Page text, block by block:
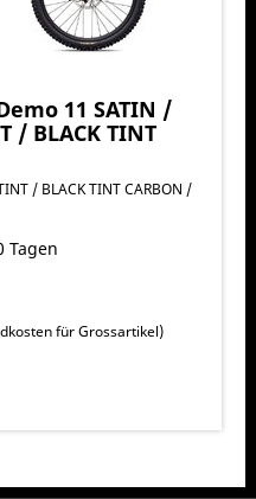
11 SATIN /
/ BLACK TINT
/ BLACK TINT CARBON /
für Grossartikel)